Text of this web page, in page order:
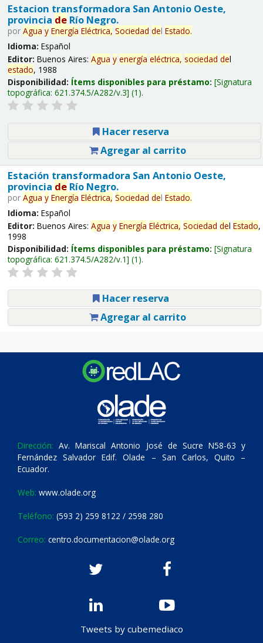
Estacion transformadora San Antonio Oeste,
provincia deRío Negro.
por Agua y Energía Eléctrica, Sociedad del Estado.
Idioma: Español
Editor: Buenos Aires: Agua y energía eléctrica, sociedad del
estado, 1988
Disponibilidad: Ítems disponibles para préstamo: Signatura
topográfica: 621.374.5/A282/v.3 (1).
Hacer reserva
Agregar al carrito
Estación transformadora San Antonio Oeste,
provincia deRío Negro.
por Agua y Energía Eléctrica, Sociedad del Estado.
Idioma: Español
Editor: Buenos Aires: Agua y Energía Eléctrica, Sociedad del Estado,
1998
Disponibilidad: Ítems disponibles para préstamo: Signatura
topográfica: 621.374.5/A282/v.1 (1).
Hacer reserva
Agregar al carrito
Dirección: Av. Mariscal Antonio José de Sucre N58-63 y
Fernández Salvador Edif. Olade – San Carlos, Quito –
Ecuador.
Web: www.olade.org
Teléfono: (593 2) 259 8122 / 2598 280
Correo: centro.documentacion@olade.org
Tweets by cubemediaco